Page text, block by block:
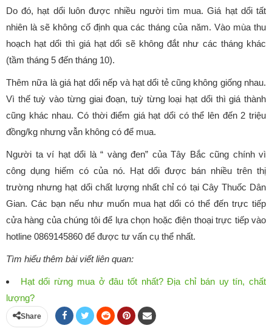
Do đó, hạt dổi luôn được nhiều người tìm mua. Giá hạt dổi tất
nhiên là sẽ không cố định qua các tháng của năm. Vào mùa thu
hoạch hạt dổi thì giá hạt dổi sẽ không đắt như các tháng khác
(tầm tháng 5 đến tháng 10).
Thêm nữa là giá hạt dổi nếp và hạt dổi tẻ cũng không giống nhau.
Vì thế tuỳ vào từng giai đoạn, tuỳ từng loại hạt dổi thì giá thành
cũng khác nhau. Có thời điểm giá hạt dổi có thể lên đến 2 triệu
đồng/kg nhưng vẫn không có để mua.
Người ta ví hạt dổi là “ vàng đen” của Tây Bắc cũng chính vì
công dụng hiếm có của nó. Hạt dổi được bán nhiều trên thị
trường nhưng hạt dổi chất lượng nhất chỉ có tại Cây Thuốc Dân
Gian. Các bạn nếu như muốn mua hạt dổi có thể đến trực tiếp
cửa hàng của chúng tôi để lựa chọn hoặc điện thoại trực tiếp vào
hotline 0869145860 để được tư vấn cụ thể nhất.
Tìm hiểu thêm bài viết liên quan:
Hạt dổi rừng mua ở đâu tốt nhất? Địa chỉ bán uy tín, chất
lượng?
Share